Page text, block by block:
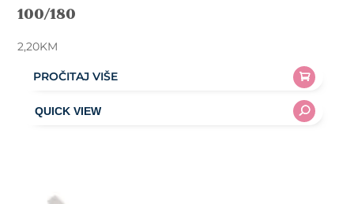
100/180
2,20KM
PROČITAJ VIŠE